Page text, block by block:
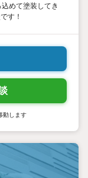
めて塗装してき
す！
動します